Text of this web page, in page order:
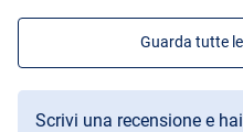
Guarda tutte
Scrivi una recensione e